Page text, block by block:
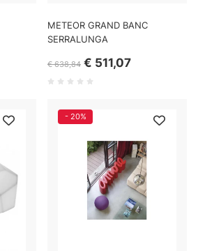
METEOR GRAND BANC
SERRALUNGA
€ 638,84 € 511,07
- 20%